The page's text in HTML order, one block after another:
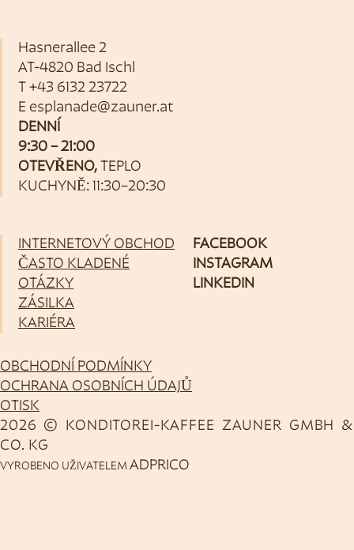
Hasnerallee 2
AT-4820 Bad Ischl
T +43 6132 23722
E esplanade@zauner.at
DENNÍ
9:30 – 21:00
OTEVŘENO, TEPLO
KUCHYNĚ: 11:30–20:30
INTERNETOVÝ OBCHOD
ČASTO KLADENÉ
OTÁZKY
ZÁSILKA
KARIÉRA
FACEBOOK
INSTAGRAM
LINKEDIN
2026 © KONDITOREI-KAFFEE ZAUNER GMBH &
CO. KG
OBCHODNÍ PODMÍNKY
OCHRANA OSOBNÍCH ÚDAJŮ
OTISK
VYROBENO UŽIVATELEM ADPRICO